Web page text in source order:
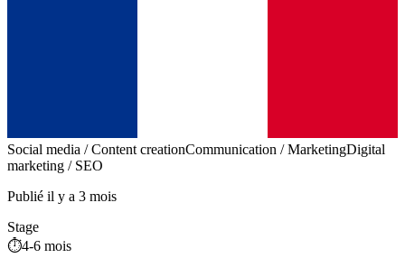
Social media / Content creationCommunication / MarketingDigital
marketing / SEO
Publié il y a 3 mois
Stage
⏱️4-6 mois